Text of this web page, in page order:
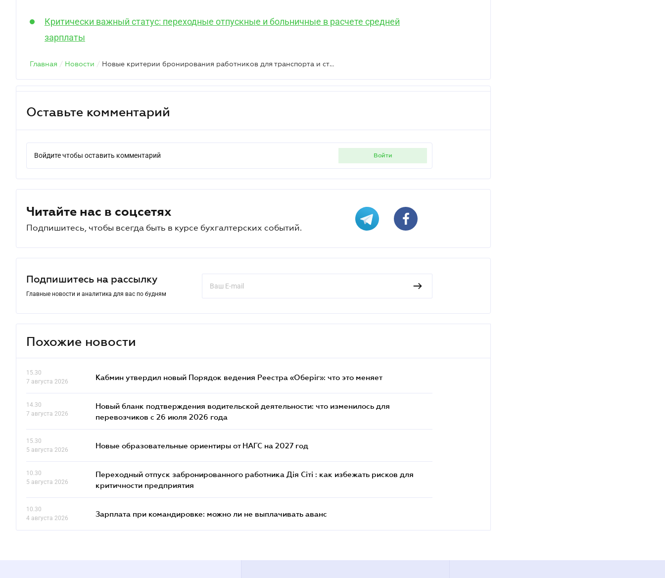
Критически важный статус: переходные отпускные и больничные в расчете средней
зарплаты
Главная / Новости / Новые критерии бронирования работников для транспорта и строительства
Оставьте комментарий
Войдите чтобы оставить комментарий войти
Читайте нас в соцсетях
Подпишитесь, чтобы всегда быть в курсе бухгалтерских событий.
Подпишитесь на рассылку
Главные новости и аналитика для вас по будням
Похожие новости
15.30
7 августа 2026
Кабмин утвердил новый Порядок ведения Реестра «Оберіг»: что это меняет
14.30
7 августа 2026
Новый бланк подтверждения водительской деятельности: что изменилось для
перевозчиков с 26 июля 2026 года
15.30
5 августа 2026
Новые образовательные ориентиры от НАГС на 2027 год
10.30
5 августа 2026
Переходный отпуск забронированного работника Дія Сіті : как избежать рисков для
критичности предприятия
10.30
4 августа 2026
Зарплата при командировке: можно ли не выплачивать аванс